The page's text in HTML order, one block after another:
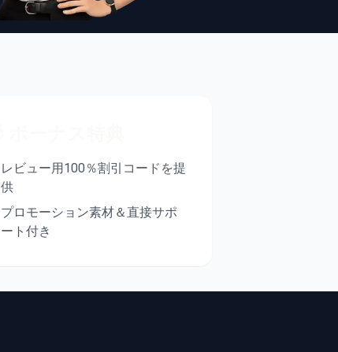
レビュー用100％割引コードを提
供
プロモーション素材＆直接サポ
ート付き